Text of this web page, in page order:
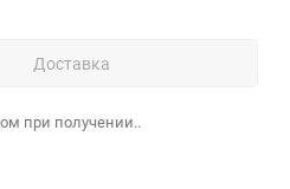
Доставка
при получении..